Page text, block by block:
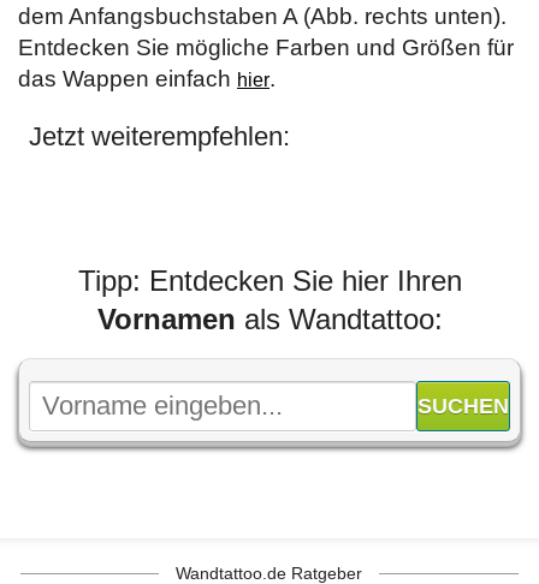
dem Anfangsbuchstaben A (Abb. rechts unten).
Entdecken Sie mögliche Farben und Größen für
das Wappen einfach hier.
Jetzt weiterempfehlen:
Tipp: Entdecken Sie hier Ihren
Vornamen als Wandtattoo:
Wandtattoo.de Ratgeber